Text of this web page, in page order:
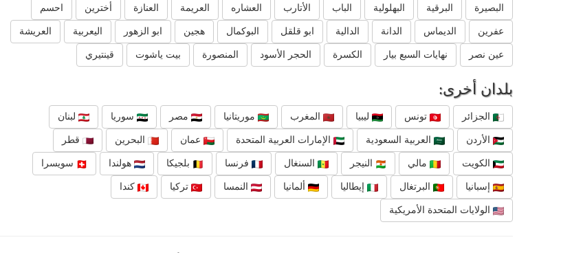
البصيرة البرقية البهلولية الباب الأتارب العشاره العريمة العنازة أخترين احسم
عفرين الديماس الدانة الدالية ابو قلقل البوكمال هجين ابو الزهور اليعربية العريشة
عين نصر نهايات السبع بيار الكسرة الحجر الأسود المنصورة بيت ياشوت قينتيري
بلدان أخرى:
الجزائر تونس ليبيا المغرب موريتانيا مصر سوريا لبنان
الأردن العربية السعودية الإمارات العربية المتحدة عمان البحرين قطر
الكويت مالي النيجر السنغال فرنسا بلجيكا هولندا سويسرا
إسبانيا البرتغال إيطاليا ألمانيا النمسا تركيا كندا
الولايات المتحدة الأمريكية